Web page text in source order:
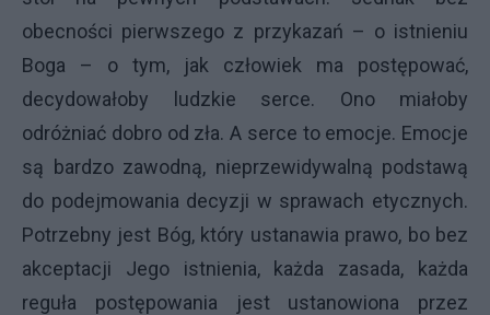
obecności pierwszego z przykazań – o istnieniu
Boga – o tym, jak człowiek ma postępować,
decydowałoby ludzkie serce. Ono miałoby
odróżniać dobro od zła. A serce to emocje. Emocje
są bardzo zawodną, nieprzewidywalną podstawą
do podejmowania decyzji w sprawach etycznych.
Potrzebny jest Bóg, który ustanawia prawo, bo bez
akceptacji Jego istnienia, każda zasada, każda
reguła postępowania jest ustanowiona przez